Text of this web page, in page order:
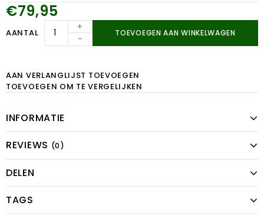
€79,95
AANTAL
+
-
TOEVOEGEN AAN WINKELWAGEN
AAN VERLANGLIJST TOEVOEGEN
TOEVOEGEN OM TE VERGELIJKEN
INFORMATIE
REVIEWS (0)
DELEN
TAGS